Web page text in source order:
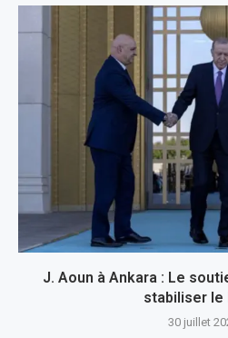
J. Aoun à Ankara : Le
stabiliser le
30 juillet